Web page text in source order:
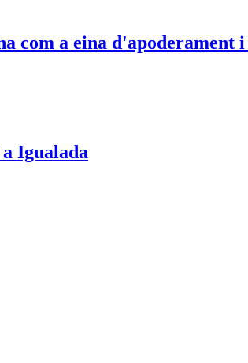
com a eina d'apoderament
Igualada